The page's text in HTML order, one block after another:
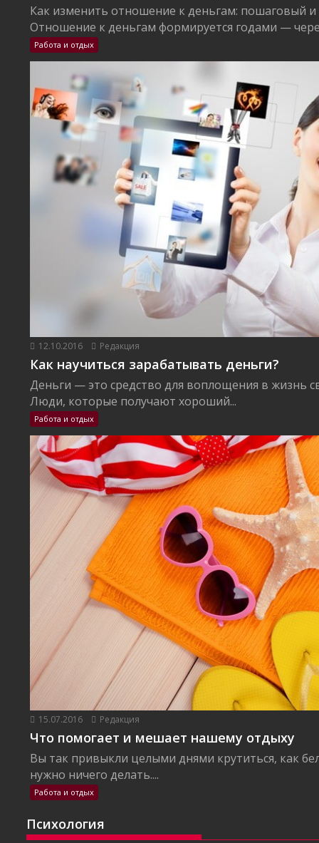
Как изменить отношение к деньгам: пошаговый
Отношение к деньгам формируется годами —
Работа и отдых
12.10.2016 Редакция
Как научиться зарабатывать деньги?
Деньги — это средство для воплощения в жизнь
Люди, которые получают хороший...
Работа и отдых
15.07.2016 Редакция
Что помогает и мешает нашему отдыху
Вы так привыкли целыми днями крутиться, как
нужно ничего делать....
Работа и отдых
Психология